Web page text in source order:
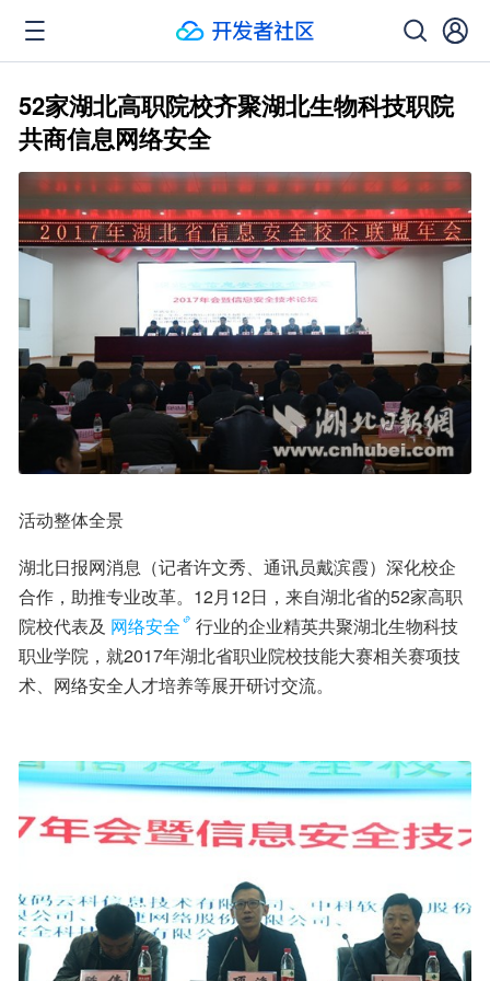
52家湖北高职院校齐聚湖北生物科技职院
共商信息网络安全
活动整体全景
湖北日报网消息（记者许文秀、通讯员戴滨霞）深化校企
合作，助推专业改革。12月12日，来自湖北省的52家高职
院校代表及 网络安全
行业的企业精英共聚湖北生物科技
职业学院，就2017年湖北省职业院校技能大赛相关赛项技
术、网络安全人才培养等展开研讨交流。